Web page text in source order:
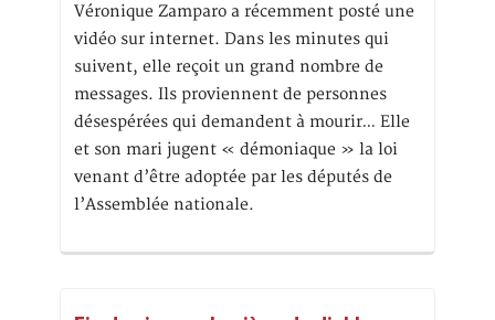
Véronique Zamparo a récemment posté une
vidéo sur internet. Dans les minutes qui
suivent, elle reçoit un grand nombre de
messages. Ils proviennent de personnes
désespérées qui demandent à mourir… Elle
et son mari jugent « démoniaque » la loi
venant d’être adoptée par les députés de
l’Assemblée nationale.